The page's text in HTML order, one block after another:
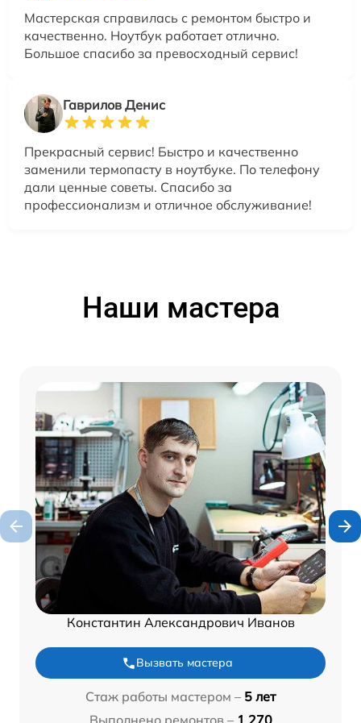
Мастерская справилась с ремонтом быстро и
качественно. Ноутбук работает отлично.
Большое спасибо за превосходный сервис!
Гаврилов Денис
Прекрасный сервис! Быстро и качественно
заменили термопасту в ноутбуке. По телефону
дали ценные советы. Спасибо за
профессионализм и отличное обслуживание!
Наши мастера
Константин Александрович Иванов
Вызвать мастера
Стаж работы мастером – 5 лет